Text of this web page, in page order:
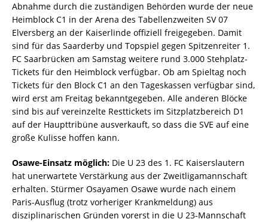
Abnahme durch die zuständigen Behörden wurde der neue
Heimblock C1 in der Arena des Tabellenzweiten SV 07
Elversberg an der Kaiserlinde offiziell freigegeben. Damit
sind für das Saarderby und Topspiel gegen Spitzenreiter 1.
FC Saarbrücken am Samstag weitere rund 3.000 Stehplatz-
Tickets für den Heimblock verfügbar. Ob am Spieltag noch
Tickets für den Block C1 an den Tageskassen verfügbar sind,
wird erst am Freitag bekanntgegeben. Alle anderen Blöcke
sind bis auf vereinzelte Resttickets im Sitzplatzbereich D1
auf der Haupttribüne ausverkauft, so dass die SVE auf eine
große Kulisse hoffen kann.
Osawe-Einsatz möglich: Die U 23 des 1. FC Kaiserslautern
hat unerwartete Verstärkung aus der Zweitligamannschaft
erhalten. Stürmer Osayamen Osawe wurde nach einem
Paris-Ausflug (trotz vorheriger Krankmeldung) aus
disziplinarischen Gründen vorerst in die U 23-Mannschaft